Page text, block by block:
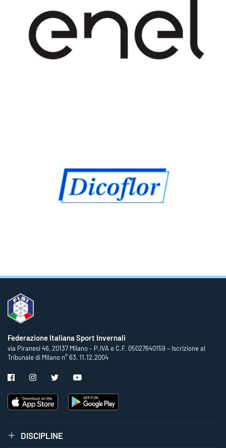
Federazione Italiana Sport Invernali
via Piranesi 46, 20137 Milano – P.IVA e C.F. 05027640159 – Iscrizione al
Tribunale di Milano n° 63, 11.12.2004
DISCIPLINE